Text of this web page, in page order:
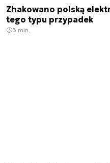
Zhakowano polską
tego typu przypadek
3 min.